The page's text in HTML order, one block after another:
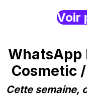
Voir
WhatsApp
Cosmetic
Cette semaine,